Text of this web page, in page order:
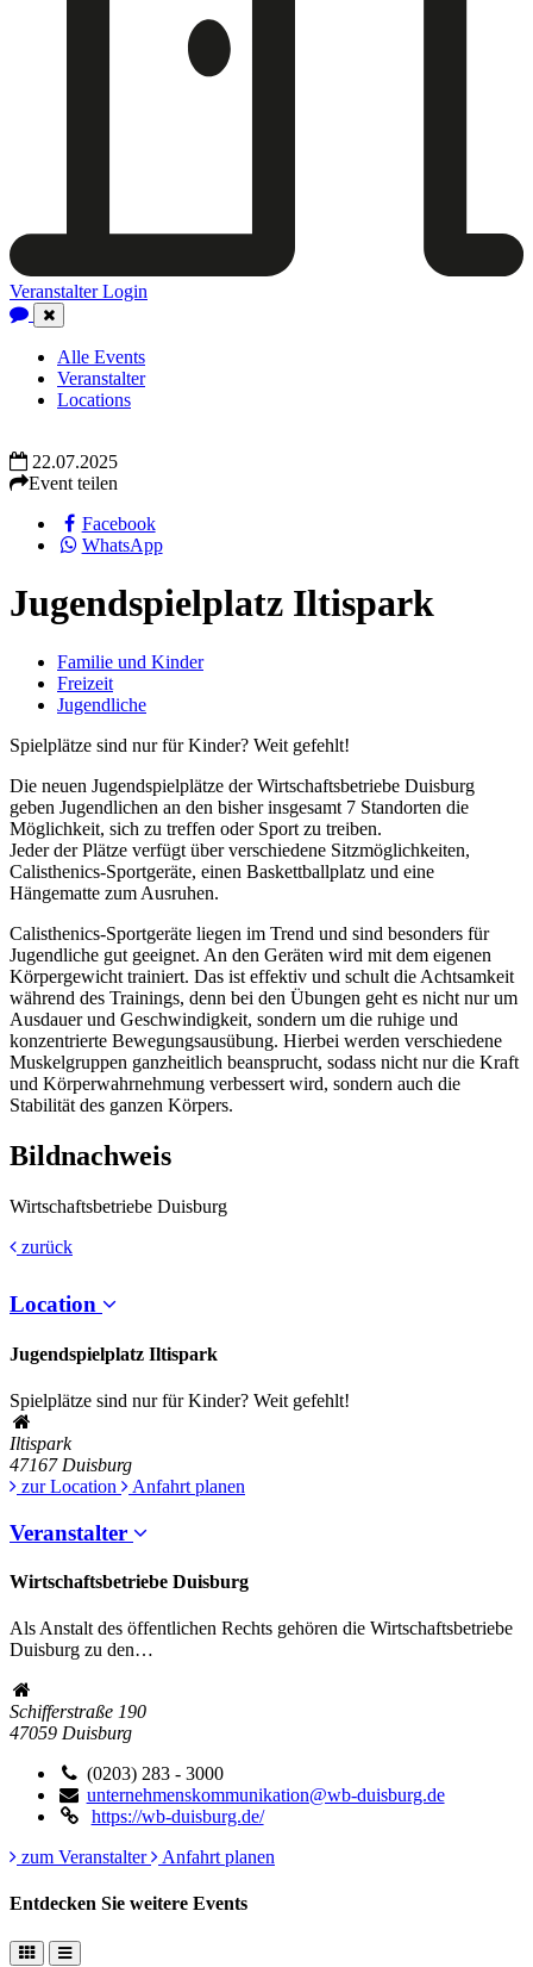
Veranstalter Login
Close
Navigation
Alle Events
Veranstalter
Locations
22.07.2025
Event teilen
Facebook
WhatsApp
Jugendspielplatz Iltispark
Familie und Kinder
Freizeit
Jugendliche
Spielplätze sind nur für Kinder? Weit gefehlt!
Die neuen Jugendspielplätze der Wirtschaftsbetriebe Duisburg
geben Jugendlichen an den bisher insgesamt 7 Standorten die
Möglichkeit, sich zu treffen oder Sport zu treiben.
Jeder der Plätze verfügt über verschiedene Sitzmöglichkeiten,
Calisthenics-Sportgeräte, einen Baskettballplatz und eine
Hängematte zum Ausruhen.
Calisthenics-Sportgeräte liegen im Trend und sind besonders für
Jugendliche gut geeignet. An den Geräten wird mit dem eigenen
Körpergewicht trainiert. Das ist effektiv und schult die Achtsamkeit
während des Trainings, denn bei den Übungen geht es nicht nur um
Ausdauer und Geschwindigkeit, sondern um die ruhige und
konzentrierte Bewegungsausübung. Hierbei werden verschiedene
Muskelgruppen ganzheitlich beansprucht, sodass nicht nur die Kraft
und Körperwahrnehmung verbessert wird, sondern auch die
Stabilität des ganzen Körpers.
Bildnachweis
Wirtschaftsbetriebe Duisburg
zurück
Location
Jugendspielplatz Iltispark
Spielplätze sind nur für Kinder? Weit gefehlt!
Iltispark
47167 Duisburg
zur Location
Anfahrt planen
Veranstalter
Wirtschaftsbetriebe Duisburg
Als Anstalt des öffentlichen Rechts gehören die Wirtschaftsbetriebe
Duisburg zu den…
Schifferstraße 190
47059 Duisburg
(0203) 283 - 3000
unternehmenskommunikation@wb-duisburg.de
https://wb-duisburg.de/
zum Veranstalter
Anfahrt planen
Entdecken Sie weitere Events